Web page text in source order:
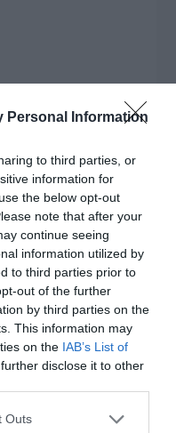
Personal Information
to third parties, or
information for
the below opt-out
note that after your
continue seeing
information utilized by
to third parties prior to
out of the further
by third parties on the
This information may
on the IAB’s List of
disclose it to other
one or more Google
Outs